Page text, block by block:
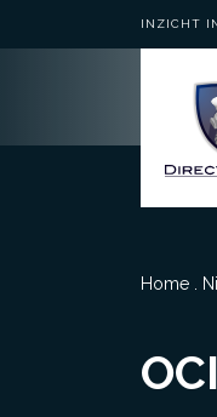
INZICHT
Home.